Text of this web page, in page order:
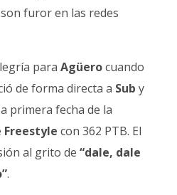
furor en las redes
para Agüerocuando
de forma directa a Sub y
primera fecha de la
Freestyle con 362 PTB. El
al grito de “dale, dale
.